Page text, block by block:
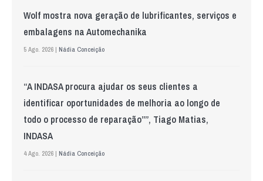
Wolf mostra nova geração de lubrificantes, serviços e
embalagens na Automechanika
5 Ago. 2026 | Nádia Conceição
“A INDASA procura ajudar os seus clientes a
identificar oportunidades de melhoria ao longo de
todo o processo de reparação””, Tiago Matias,
INDASA
4 Ago. 2026 | Nádia Conceição